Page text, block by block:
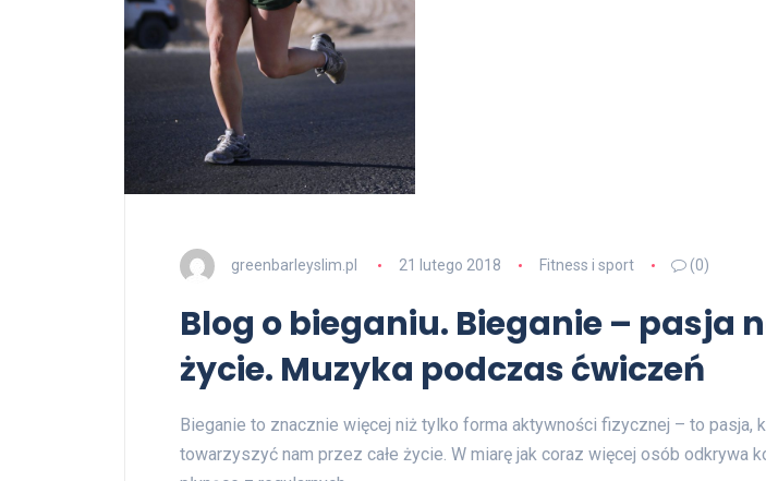
greenbarleyslim.pl 21 lutego 2018 Fitness i sport (0)
Blog o bieganiu. Bieganie – pasja
życie. Muzyka podczas ćwiczeń
Bieganie to znacznie więcej niż tylko forma aktywności fizycznej – to pasja,
towarzyszyć nam przez całe życie. W miarę jak coraz więcej osób odkrywa